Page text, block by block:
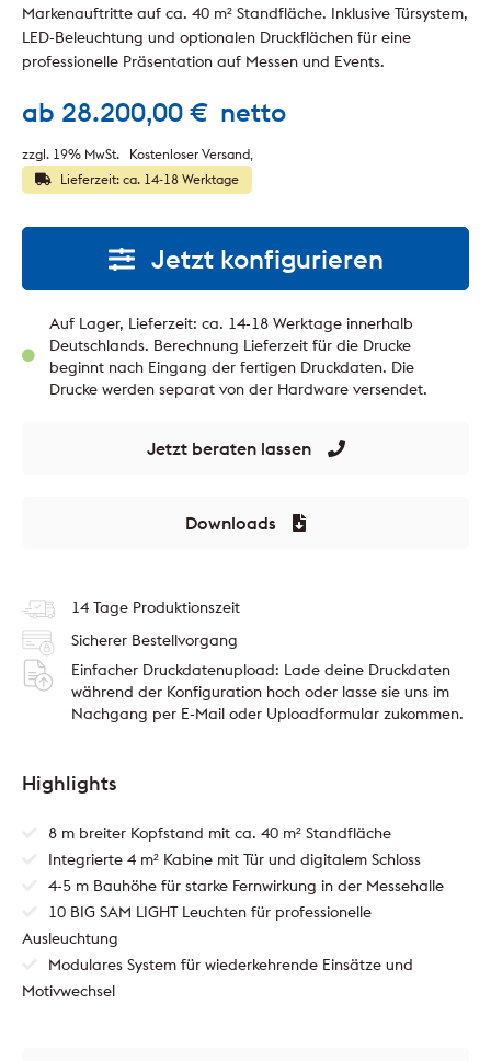
ab 28.200,00 € netto
zzgl. 19% MwSt.
Kostenloser Versand
Lieferzeit: ca. 14-18 Werktage
Markenauftritte auf ca. 40 m² Standfläche. Inklusive Türsystem,
LED-Beleuchtung und optionalen Druckflächen für eine
professionelle Präsentation auf Messen und Events.
Jetzt konfigurieren
Auf Lager, Lieferzeit: ca. 14-18 Werktage innerhalb
Deutschlands. Berechnung Lieferzeit für die Drucke
beginnt nach Eingang der fertigen Druckdaten. Die
Drucke werden separat von der Hardware versendet.
Jetzt beraten lassen
Downloads
14 Tage Produktionszeit
Sicherer Bestellvorgang
Einfacher Druckdatenupload: Lade deine Druckdaten
während der Konfiguration hoch oder lasse sie uns im
Nachgang per E-Mail oder Uploadformular zukommen.
Highlights
8 m breiter Kopfstand mit ca. 40 m² Standfläche
Integrierte 4 m² Kabine mit Tür und digitalem Schloss
4-5 m Bauhöhe für starke Fernwirkung in der Messehalle
10 BIG SAM LIGHT Leuchten für professionelle
Ausleuchtung
Modulares System für wiederkehrende Einsätze und
Motivwechsel